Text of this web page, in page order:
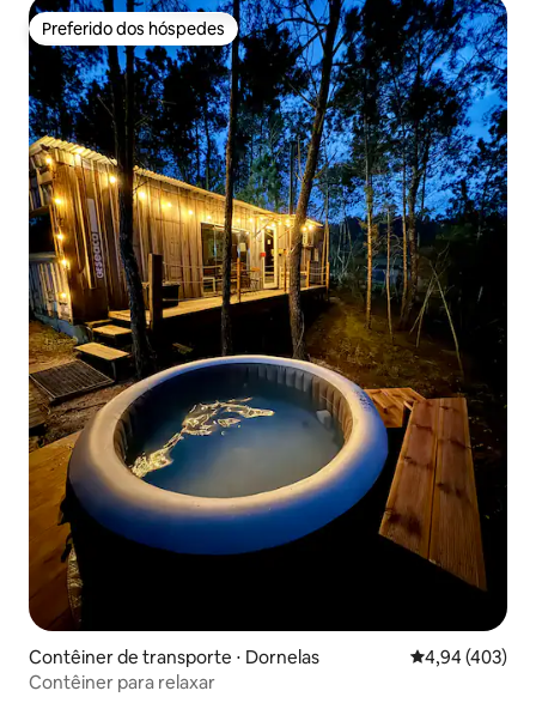
Preferido dos hóspedes
Preferido dos hóspedes
Contêiner de transporte ⋅ Dornelas 4,94 de uma
4,94 (403)
Contêiner para relaxar